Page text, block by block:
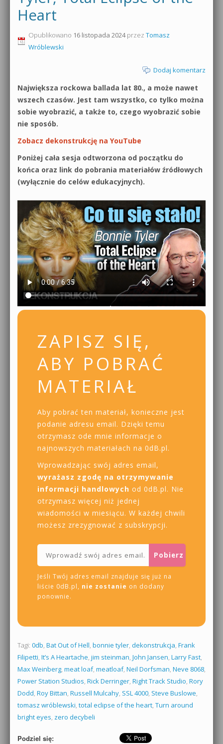
Produkcja muzyczna od podstaw
Sylenth1 od podstaw
Dubstep z syntezatorem Massive
Kontakt 5 Kompendium
0dB.pl - informacje
Newsletter
Polityka prywatności
Regulamin
Wyszukiwanie
Heart
Opublikowano 16 listopada 2024przez Tomasz
Wróblewski
Dodaj komentarz
Największa rockowa ballada lat 80., a może nawet
wszech czasów. Jest tam wszystko, co tylko można
sobie wyobrazić, a także to, czego wyobrazić sobie
nie sposób.
Zobacz dekonstrukcję na YouTube
Poniżej cała sesja odtworzona od początku do
końca oraz link do pobrania materiałów źródłowych
(wyłącznie do celów edukacyjnych).
ZAPISZ SIĘ,
ABY POBRAĆ
MATERIAŁ
Aby pobrać ten materiał, konieczne jest
podanie adresu email. Dzięki temu
otrzymasz ode mnie informacje o
najnowszych materiałach na 0dB.pl.
Wprowadzając swój adres email,
wyrażasz zgodę na otrzymywanie
informacji handlowych od 0dB.pl. Nie
otrzymasz więcej niż jednej
wiadomości w miesiącu. W każdej chwili
możesz zrezygnować z subskrypcji.
Jeśli Twój adres email znajduje się już na
liście 0dB.pl, nie zostanie on dodany
ponownie.
Tagi: 0db, Bat Out of Hell, bonnie tyler, dekonstrukcja, Frank
Filipetti, It’s A Heartache, jim steinman, John Jansen, Larry Fast,
Max Weinberg, meat loaf, meatloaf, Neil Dorfsman, Neve 8068,
Power Station Studios, Rick Derringer, Right Track Studio, Rory
Dodd, Roy Bittan, Russell Mulcahy, SSL 4000, Steve Buslowe,
tomasz wróblewski, total eclipse of the heart, Turn around
bright eyes, zero decybeli
Podziel się: